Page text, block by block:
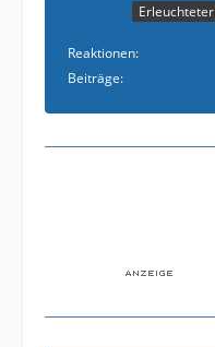
Erleuchteter
Reaktionen
Beiträge